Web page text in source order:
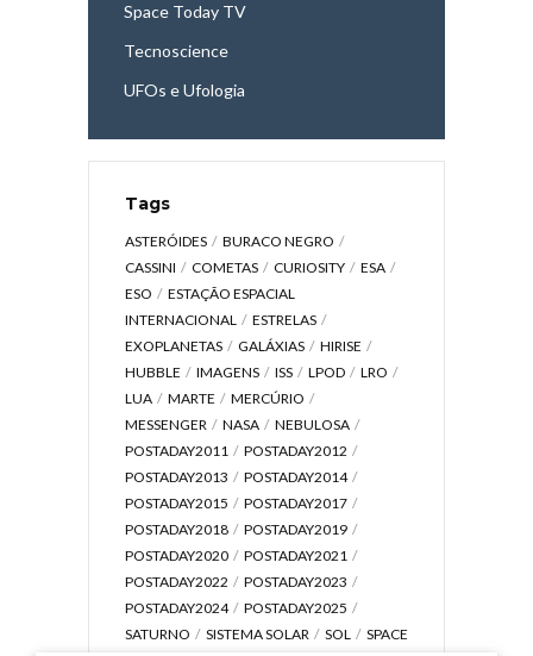
Space Today TV
Tecnoscience
UFOs e Ufologia
Tags
ASTERÓIDES
BURACO NEGRO
CASSINI
COMETAS CURIOSITY
ESA
ESO
ESTAÇÃO ESPACIAL
INTERNACIONAL
ESTRELAS
EXOPLANETAS
GALÁXIAS
HIRISE
HUBBLE
IMAGENS ISS LPOD
LRO
LUA
MARTE
MERCÚRIO
MESSENGER
NASA
NEBULOSA
POSTADAY2011
POSTADAY2012
POSTADAY2013
POSTADAY2014
POSTADAY2015
POSTADAY2017
POSTADAY2018
POSTADAY2019
POSTADAY2020
POSTADAY2021
POSTADAY2022
POSTADAY2023
POSTADAY2024
POSTADAY2025
SATURNO
SISTEMA SOLAR SOL
SPACE